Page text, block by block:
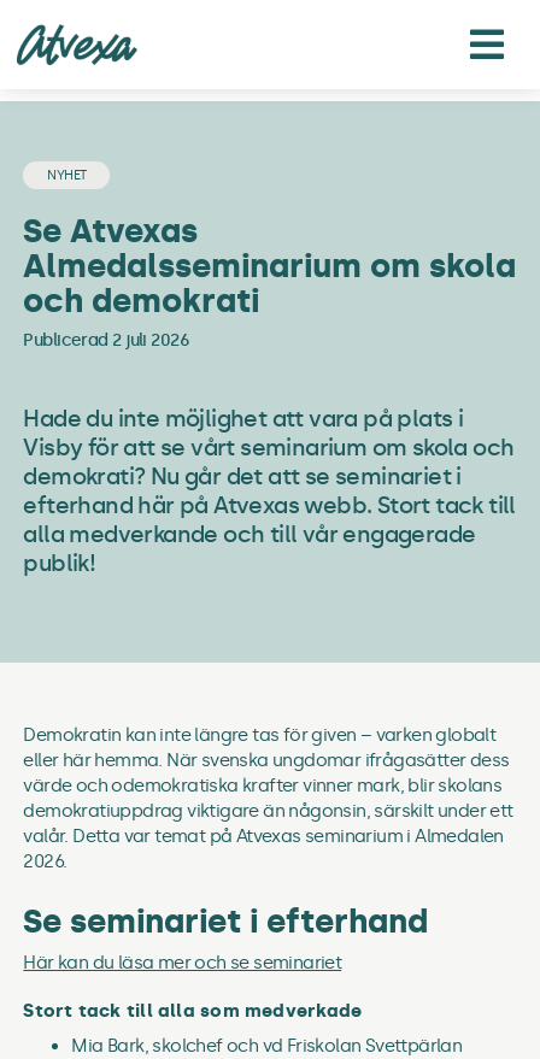
innehållet
NYHET
Se Atvexas
Almedalsseminarium om skola
och demokrati
Publicerad 2 juli 2026
Hade du inte möjlighet att vara på plats i
Visby för att se vårt seminarium om skola och
demokrati? Nu går det att se seminariet i
efterhand här på Atvexas webb. Stort tack till
alla medverkande och till vår engagerade
publik!
Demokratin kan inte längre tas för given – varken globalt
eller här hemma. När svenska ungdomar ifrågasätter dess
värde och odemokratiska krafter vinner mark, blir skolans
demokratiuppdrag viktigare än någonsin, särskilt under ett
valår. Detta var temat på Atvexas seminarium i Almedalen
2026.
Se seminariet i efterhand
Här kan du läsa mer och se seminariet
Stort tack till alla som medverkade
Mia Bark, skolchef och vd Friskolan Svettpärlan